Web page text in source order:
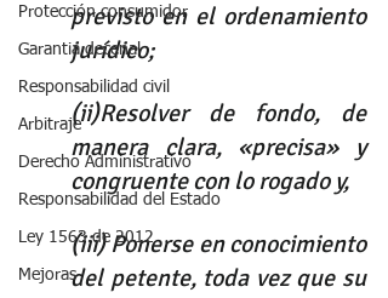
Protección consumidor
Garantia decenal
Responsabilidad civil
Arbitraje
Derecho Administrativo
Responsabilidad del Estado
Ley 1563 de 2012
Mejoras
previsto en el ordenamiento
jurídico;
(ii)Resolver de fondo, de
manera clara, «precisa» y
congruente con lo rogado y,
(iii) Ponerse en conocimiento
del petente, toda vez que su